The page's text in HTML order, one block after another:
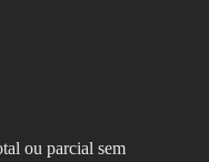
ou parcial sem